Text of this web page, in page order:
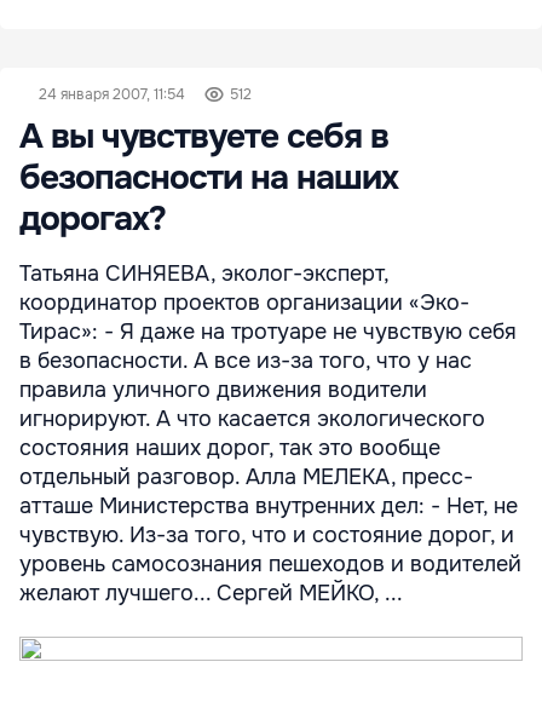
24 января 2007, 11:54 512
А вы чувствуете себя в
безопасности на наших
дорогах?
Татьяна СИНЯЕВА, эколог-эксперт,
координатор проектов организации «Эко-
Тирас»: - Я даже на тротуаре не чувствую себя
в безопасности. А все из-за того, что у нас
правила уличного движения водители
игнорируют. А что касается экологического
состояния наших дорог, так это вообще
отдельный разговор. Алла МЕЛЕКА, пресс-
атташе Министерства внутренних дел: - Нет, не
чувствую. Из-за того, что и состояние дорог, и
уровень самосознания пешеходов и водителей
желают лучшего... Сергей МЕЙКО, ...